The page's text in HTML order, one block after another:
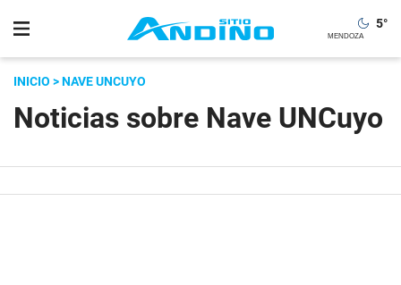
5°
INICIO > NAVE UNCUYO
Noticias sobre Nave UNCuyo